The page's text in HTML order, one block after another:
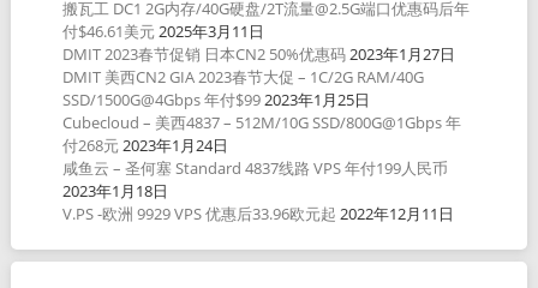
搬瓦工 DC1 2G内存/40G硬盘/2T流量@2.5G端口优惠码后年
付$46.61美元2025年3月11日
DMIT 2023春节促销 日本CN2 50%优惠码2023年1月27日
DMIT 美西CN2 GIA 2023春节大促 – 1C/2G RAM/40G
SSD/1500G@4Gbps 年付$992023年1月25日
Cubecloud – 美西4837 – 512M/10G SSD/800G@1Gbps 年
付268元2023年1月24日
咸鱼云 – 圣何塞 Standard 4837线路 VPS 年付199人民币
2023年1月18日
V.PS -欧洲 9929 VPS 优惠后33.96欧元起 2022年12月11日